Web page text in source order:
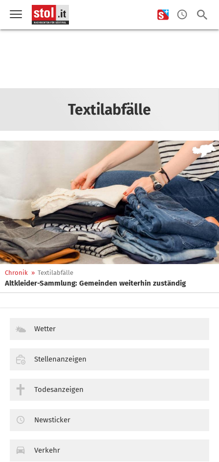
Textilabfälle
Chronik » Textilabfälle
Altkleider-Sammlung: Gemeinden weiterhin zuständig
Wetter
Stellenanzeigen
Todesanzeigen
Newsticker
Verkehr